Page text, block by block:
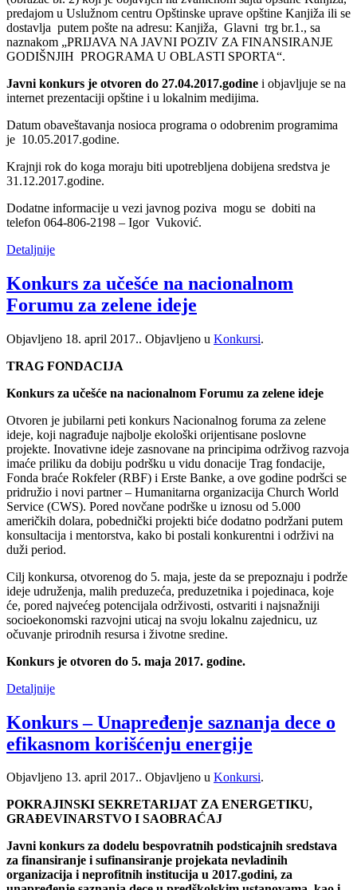
predajom u Uslužnom centru Opštinske uprave opštine Kanjiža ili se
dostavlja putem pošte na adresu: Kanjiža, Glavni trg br.1., sa
naznakom „PRIJAVA NA JAVNI POZIV ZA FINANSIRANJE
GODIŠNJIH PROGRAMA U OBLASTI SPORTA“.
Javni konkurs je otvoren do 27.04.2017.godine i objavljuje se na
internet prezentaciji opštine i u lokalnim medijima.
Datum obaveštavanja nosioca programa o odobrenim programima
je 10.05.2017.godine.
Krajnji rok do koga moraju biti upotrebljena dobijena sredstva je
31.12.2017.godine.
Dodatne informacije u vezi javnog poziva mogu se dobiti na
telefon 064-806-2198 – Igor Vuković.
Detaljnije
Konkurs za učešće na nacionalnom
Forumu za zelene ideje
Objavljeno 18. april 2017.. Objavljeno u Konkursi.
TRAG FONDACIJA
Konkurs za učešće na nacionalnom Forumu za zelene ideje
Otvoren je jubilarni peti konkurs Nacionalnog foruma za zelene
ideje, koji nagrađuje najbolje ekološki orijentisane poslovne
projekte. Inovativne ideje zasnovane na principima održivog razvoja
imaće priliku da dobiju podršku u vidu donacije Trag fondacije,
Fonda braće Rokfeler (RBF) i Erste Banke, a ove godine podršci se
pridružio i novi partner – Humanitarna organizacija Church World
Service (CWS). Pored novčane podrške u iznosu od 5.000
američkih dolara, pobednički projekti biće dodatno podržani putem
konsultacija i mentorstva, kako bi postali konkurentni i održivi na
duži period.
Cilj konkursa, otvorenog do 5. maja, jeste da se prepoznaju i podrže
ideje udruženja, malih preduzeća, preduzetnika i pojedinaca, koje
će, pored najvećeg potencijala održivosti, ostvariti i najsnažniji
socioekonomski razvojni uticaj na svoju lokalnu zajednicu, uz
očuvanje prirodnih resursa i životne sredine.
Konkurs je otvoren do 5. maja 2017. godine.
Detaljnije
Konkurs – Unapređenje saznanja dece o
efikasnom korišćenju energije
Objavljeno 13. april 2017.. Objavljeno u Konkursi.
POKRAJINSKI SEKRETARIJAT ZA ENERGETIKU,
GRAĐEVINARSTVO I SAOBRAĆAJ
Javni konkurs za dodelu bespovratnih podsticajnih sredstava
za finansiranje i sufinansiranje projekata nevladinih
organizacija i neprofitnih institucija u 2017.godini, za